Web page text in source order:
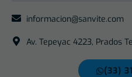
informacion@sanvite.com
Av. Tepeyac 4223, Prados
(33)